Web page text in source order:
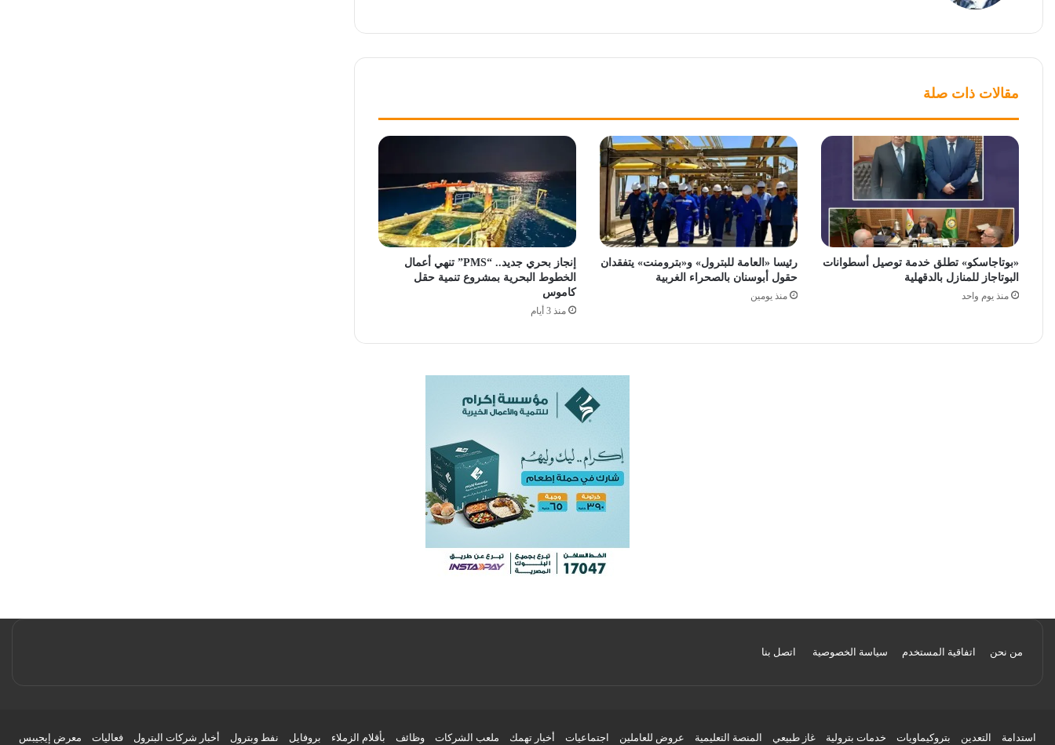
مقالات ذات صلة
«بوتاجاسكو» تطلق خدمة توصيل أسطوانات
البوتاجاز للمنازل بالدقهلية
منذ يوم واحد
رئيسا «العامة للبترول» و«بترومنت» يتفقدان
حقول أبوسنان بالصحراء الغربية
منذ يومين
إنجاز بحري جديد.. “PMS” تنهي أعمال
الخطوط البحرية بمشروع تنمية حقل
كاموس
منذ 3 أيام
من نحن اتفاقية المستخدم سياسة الخصوصية اتصل بنا
استدامة التعدين بتروكيماويات خدمات بترولية غاز طبيعي المنصة التعليمية عروض للعاملين اجتماعيات أخبار تهمك ملعب الشركات وظائف بأقلام الزملاء بروفايل نفط وبترول أخبار شركات البترول فعاليات معرض إيجيبس